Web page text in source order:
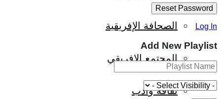
الصحافة الإفريقية
المجتمع الإفريقي
ثقافة وأدب
Log In
Add New Playlist